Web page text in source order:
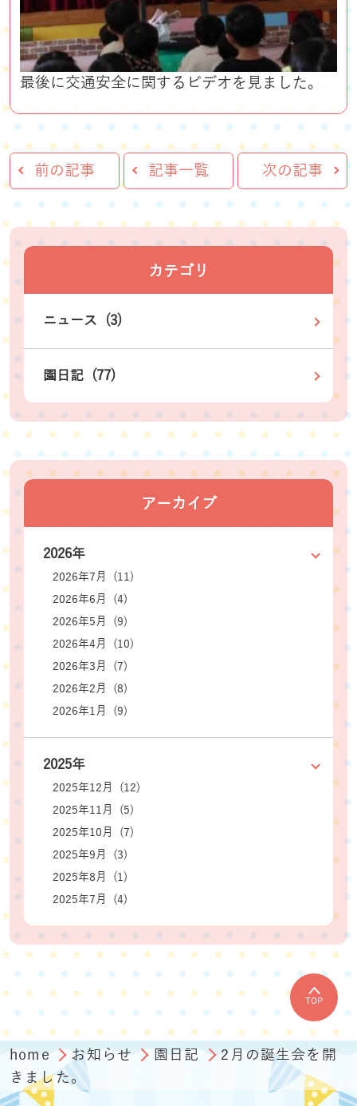
最後に交通安全に関するビデオを見ました。
前の記事 記事一覧 次の記事
カテゴリ
ニュース (3)
園日記 (77)
アーカイブ
2026年
2026年7月 (11)
2026年6月 (4)
2026年5月 (9)
2026年4月 (10)
2026年3月 (7)
2026年2月 (8)
2026年1月 (9)
2025年
2025年12月 (12)
2025年11月 (5)
2025年10月 (7)
2025年9月 (3)
2025年8月 (1)
2025年7月 (4)
TOP
home お知らせ 園日記
2月の誕生会を開
きました。